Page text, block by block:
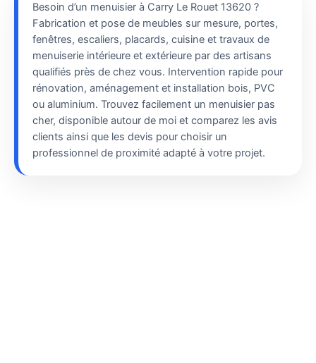
Besoin d’un menuisier à Carry Le Rouet 13620 ?
Fabrication et pose de meubles sur mesure, portes,
fenêtres, escaliers, placards, cuisine et travaux de
menuiserie intérieure et extérieure par des artisans
qualifiés près de chez vous. Intervention rapide pour
rénovation, aménagement et installation bois, PVC
ou aluminium. Trouvez facilement un menuisier pas
cher, disponible autour de moi et comparez les avis
clients ainsi que les devis pour choisir un
professionnel de proximité adapté à votre projet.